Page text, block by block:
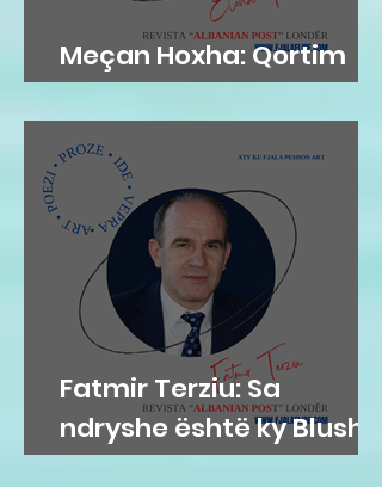
Meçan Hoxha: Qortim
me dashuri
Fatmir Terziu: Sa
ndryshe është ky Blushi
nga Blushi